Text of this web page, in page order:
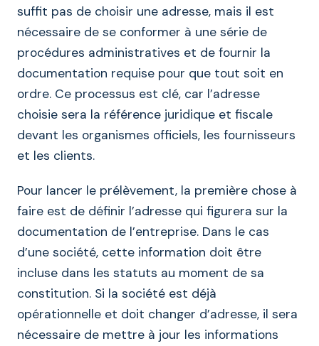
suffit pas de choisir une adresse, mais il est
nécessaire de se conformer à une série de
procédures administratives et de fournir la
documentation requise pour que tout soit en
ordre. Ce processus est clé, car l’adresse
choisie sera la référence juridique et fiscale
devant les organismes officiels, les fournisseurs
et les clients.
Pour lancer le prélèvement, la première chose à
faire est de définir l’adresse qui figurera sur la
documentation de l’entreprise. Dans le cas
d’une société, cette information doit être
incluse dans les statuts au moment de sa
constitution. Si la société est déjà
opérationnelle et doit changer d’adresse, il sera
nécessaire de mettre à jour les informations